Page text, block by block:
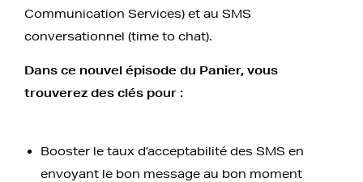
Communication Services) et au SMS
conversationnel (time to chat).
Dans ce nouvel épisode du Panier, vous
trouverez des clés pour :
Booster le taux d’acceptabilité des SMS en
envoyant le bon message au bon moment